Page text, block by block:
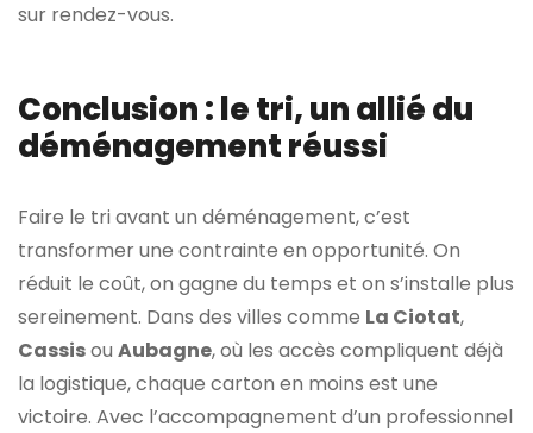
sur rendez-vous.
Conclusion : le tri, un allié du
déménagement réussi
Faire le tri avant un déménagement, c’est
transformer une contrainte en opportunité. On
réduit le coût, on gagne du temps et on s’installe plus
sereinement. Dans des villes comme La Ciotat,
Cassisou Aubagne, où les accès compliquent déjà
la logistique, chaque carton en moins est une
victoire. Avec l’accompagnement d’un professionnel